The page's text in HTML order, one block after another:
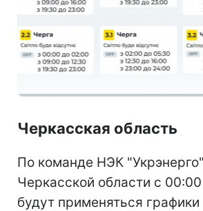
Черкасская область
По команде НЭК
Черкасской области с
будут применяться